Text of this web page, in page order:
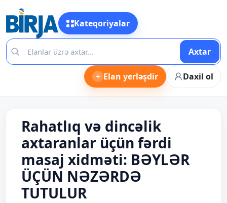
Kateqoriyalar
Axtar
+ Elan yerləşdir Daxil ol
Rahatlıq və dincəlik
axtaranlar üçün fərdi
masaj xidməti: BƏYLƏR
ÜÇÜN NƏZƏRDƏ
TUTULUR